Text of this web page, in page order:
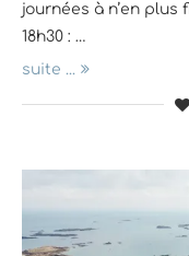
journées à n’en
18h30 : …
suite ...